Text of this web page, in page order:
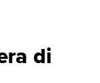
di
moderni | Hamlin